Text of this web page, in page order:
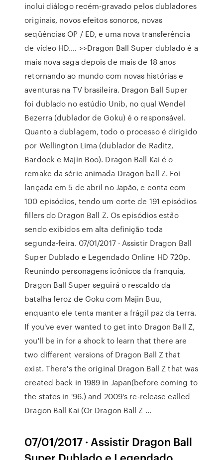
inclui diálogo recém-gravado pelos dubladores
originais, novos efeitos sonoros, novas
seqüências OP / ED, e uma nova transferência
de vídeo HD.… >>Dragon Ball Super dublado é a
mais nova saga depois de mais de 18 anos
retornando ao mundo com novas histórias e
aventuras na TV brasileira. Dragon Ball Super
foi dublado no estúdio Unib, no qual Wendel
Bezerra (dublador de Goku) é o responsável.
Quanto a dublagem, todo o processo é dirigido
por Wellington Lima (dublador de Raditz,
Bardock e Majin Boo). Dragon Ball Kai é o
remake da série animada Dragon ball Z. Foi
lançada em 5 de abril no Japão, e conta com
100 episódios, tendo um corte de 191 episódios
fillers do Dragon Ball Z. Os episódios estão
sendo exibidos em alta definição toda
segunda-feira. 07/01/2017 · Assistir Dragon Ball
Super Dublado e Legendado Online HD 720p.
Reunindo personagens icônicos da franquia,
Dragon Ball Super seguirá o rescaldo da
batalha feroz de Goku com Majin Buu,
enquanto ele tenta manter a frágil paz da terra.
If you've ever wanted to get into Dragon Ball Z,
you'll be in for a shock to learn that there are
two different versions of Dragon Ball Z that
exist. There's the original Dragon Ball Z that was
created back in 1989 in Japan(before coming to
the states in '96.) and 2009's re-release called
Dragon Ball Kai (Or Dragon Ball Z …
07/01/2017 · Assistir Dragon Ball